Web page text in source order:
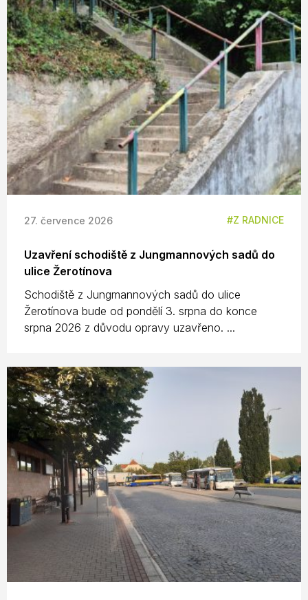
27. července 2026 Z RADNICE
Uzavření schodiště z Jungmannových sadů do
ulice Žerotínova
Schodiště z Jungmannových sadů do ulice
Žerotínova bude od pondělí 3. srpna do konce
srpna 2026 z důvodu opravy uzavřeno. ...